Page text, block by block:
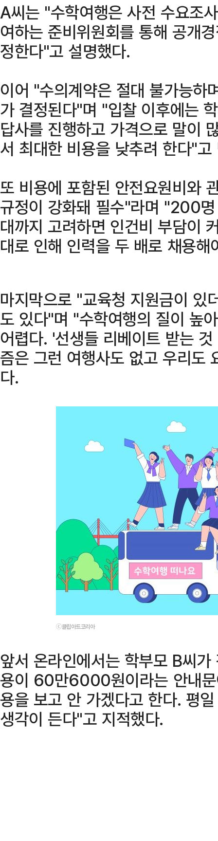
A씨는 "수학여행은 사전 수요조
여하는 준비위원회를 통해 공개
정한다"고 설명했다.
이어 "수의계약은 절대 불가능하
가 결정된다"며 "입찰 이후에는
답사를 진행하고 가격으로 말이
서 최대한 비용을 낮추려 한다"고
또 비용에 포함된 안전요원비와
규정이 강화돼 필수"라며 "200
대까지 고려하면 인건비 부담이
대로 인해 인력을 두 배로 채용
마지막으로 "교육청 지원금이 있
도 있다"며 "수학여행의 질이 높
어렵다. '선생들 리베이트 받는
즘은 그런 여행사도 없고 우리도
다.
ⓒ클립아트코리아
앞서 온라인에서는 학부모 B씨
용이 60만6000원이라는 안내
용을 보고 안 가겠다고 한다. 평
생각이 든다"고 지적했다.